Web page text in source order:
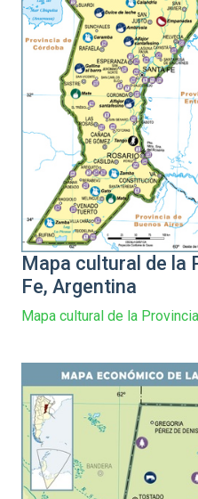
Mapa cultural de la
Fe, Argentina
Mapa cultural de la